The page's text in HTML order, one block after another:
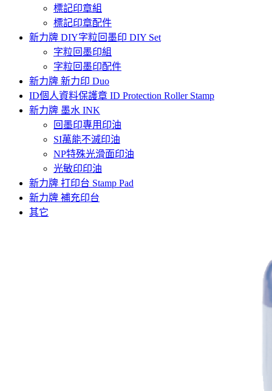
標記印章組
標記印章配件
新力牌 DIY字粒回墨印 DIY Set
字粒回墨印組
字粒回墨印配件
新力牌 新力印 Duo
ID個人資料保護章 ID Protection Roller Stamp
新力牌 墨水 INK
回墨印專用印油
SI萬能不滅印油
NP特殊光滑面印油
光敏印印油
新力牌 打印台 Stamp Pad
新力牌 補充印台
其它